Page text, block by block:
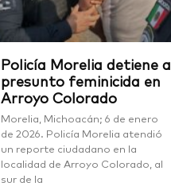
Policía Morelia detiene a
presunto feminicida en
Arroyo Colorado
Morelia, Michoacán; 6 de enero
de 2026. Policía Morelia atendió
un reporte ciudadano en la
localidad de Arroyo Colorado, al
sur de la